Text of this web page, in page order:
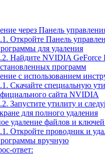
через Панель
Откройте Панель
для удаления
Найдите NVIDIA GeForce
программ
с использованием
Скачайте специальную
сайта NVIDIA
Запустите утилиту и
для полного удаления
удаление файлов и ключей
Откройте проводник и
вручную
ответ: